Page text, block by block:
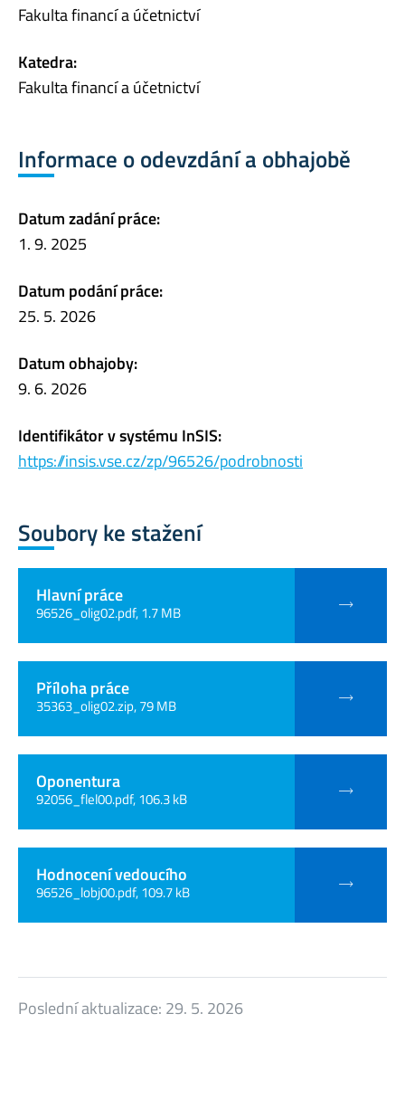
Fakulta financí a účetnictví
Katedra:
Fakulta financí a účetnictví
Informace o odevzdání a obhajobě
Datum zadání práce:
1. 9. 2025
Datum podání práce:
25. 5. 2026
Datum obhajoby:
9. 6. 2026
Identifikátor v systému InSIS:
https://insis.vse.cz/zp/96526/podrobnosti
Soubory ke stažení
Hlavní práce
96526_olig02.pdf, 1.7 MB
Příloha práce
35363_olig02.zip, 79 MB
Oponentura
92056_flel00.pdf, 106.3 kB
Hodnocení vedoucího
96526_lobj00.pdf, 109.7 kB
Poslední aktualizace: 29. 5. 2026